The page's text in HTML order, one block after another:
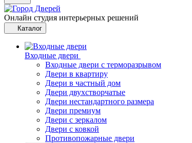
Онлайн студия интерьерных решений
Каталог
Входные двери
Входные двери с терморазрывом
Двери в квартиру
Двери в частный дом
Двери двухстворчатые
Двери нестандартного размера
Двери премиум
Двери с зеркалом
Двери с ковкой
Противопожарные двери